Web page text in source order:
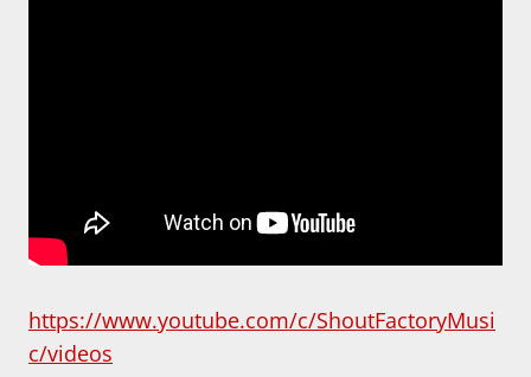
https://www.youtube.com/c/ShoutFactoryMusi
c/videos